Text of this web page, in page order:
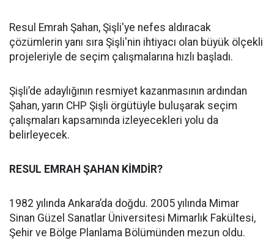
Resul Emrah Şahan, Şişli'ye nefes aldıracak
çözümlerin yanı sıra Şişli'nin ihtiyacı olan büyük ölçekli
projeleriyle de seçim çalışmalarına hızlı başladı.
Şişli’de adaylığının resmiyet kazanmasının ardından
Şahan, yarın CHP Şişli örgütüyle buluşarak seçim
çalışmaları kapsamında izleyecekleri yolu da
belirleyecek.
RESUL EMRAH ŞAHAN KİMDİR?
1982 yılında Ankara’da doğdu. 2005 yılında Mimar
Sinan Güzel Sanatlar Üniversitesi Mimarlık Fakültesi,
Şehir ve Bölge Planlama Bölümünden mezun oldu.